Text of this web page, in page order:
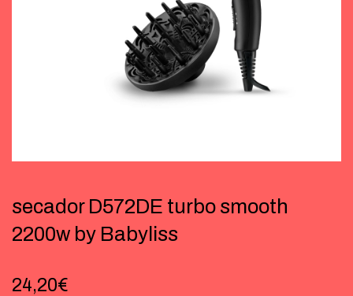
secador D572DE turbo smooth
2200w by Babyliss
24,20€